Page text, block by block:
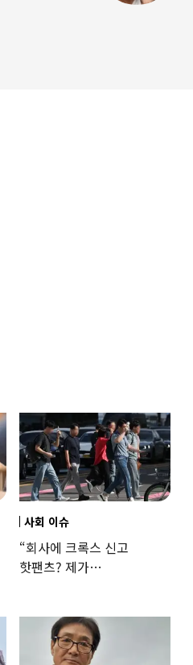
사회 이슈
“회사에 크록스 신고
핫팬츠? 제가